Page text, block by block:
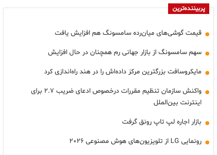
پربیننده‌ترین
قیمت گوشی‌های میان‌رده سامسونگ هم افزایش یافت
سهم سامسونگ از بازار جهانی رم همچنان در حال افزایش
مایکروسافت بزرگترین مرکز داده‌اش را در هند راه‌اندازی کرد
واکنش سازمان تنظیم مقررات درخصوص ادعای ضریب ۲.۷ برای
اینترنت بین‌الملل
بازار اجاره لپ تاپ رونق گرفت
رونمایی LG از تلویزیون‌های هوش مصنوعی ۲۰۲۶